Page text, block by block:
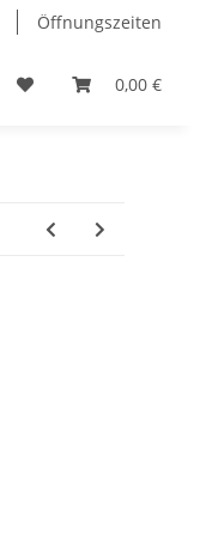
Öffnungszeiten
0,00 €
Geschenkartikel &